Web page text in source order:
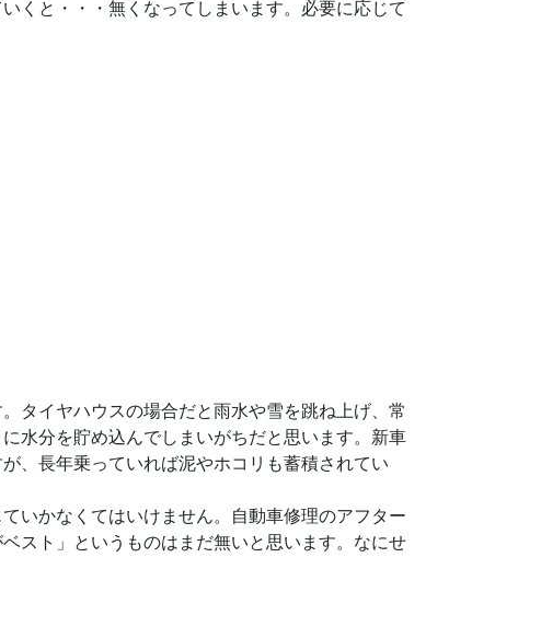
くと・・・無くなってしまいます。必要に応じて
タイヤハウスの場合だと雨水や雪を跳ね上げ、常
水分を貯め込んでしまいがちだと思います。新車
、長年乗っていれば泥やホコリも蓄積されてい
いかなくてはいけません。自動車修理のアフター
スト」というものはまだ無いと思います。なにせ